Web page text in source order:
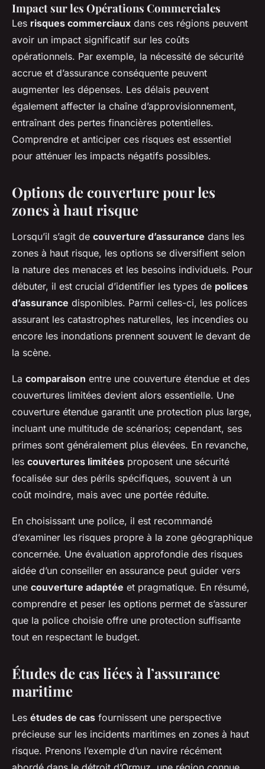
Impact sur les Opérations Commerciales
Les risques commerciaux dans ces régions peuvent
avoir un impact significatif sur les coûts
opérationnels. Par exemple, la nécessité de sécurité
accrue et d’assurance conséquente peuvent
augmenter les dépenses. Les délais peuvent
également affecter la chaîne d’approvisionnement,
entraînant des pertes financières potentielles.
Comprendre et anticiper ces risques est essentiel
pour atténuer les impacts négatifs possibles.
Options de couverture pour les
zones à haut risque
Lorsqu’il s’agit de couverture d’assurance dans les
zones à haut risque, les options se diversifient selon
la nature des menaces et les besoins individuels. Pour
débuter, il est crucial d’identifier les types de polices
d’assurance disponibles. Parmi celles-ci, les polices
assurant les catastrophes naturelles, les incendies ou
encore les inondations prennent souvent le devant de
la scène.
La comparaison entre une couverture étendue et des
couvertures limitées devient alors essentielle. Une
couverture étendue garantit une protection plus large,
incluant une multitude de scénarios; cependant, ses
primes sont généralement plus élevées. En revanche,
les couvertures limitées proposent une sécurité
focalisée sur des périls spécifiques, souvent à un
coût moindre, mais avec une portée réduite.
En choisissant une police, il est recommandé
d’examiner les risques propre à la zone géographique
concernée. Une évaluation approfondie des risques
aidée d’un conseiller en assurance peut guider vers
une couverture adaptée et pragmatique. En résumé,
comprendre et peser les options permet de s’assurer
que la police choisie offre une protection suffisante
tout en respectant le budget.
Études de cas liées à l’assurance
maritime
Les études de cas fournissent une perspective
précieuse sur les incidents maritimes en zones à haut
risque. Prenons l’exemple d’un navire récément